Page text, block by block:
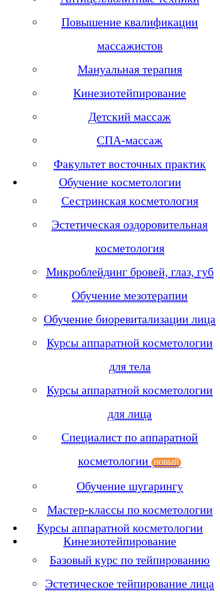
Повышение квалификации
массажистов
Мануальная терапия
Кинезиотейпирование
Детский массаж
СПА-массаж
Факультет восточных практик
Обучение косметологии
Сестринская косметология
Эстетическая оздоровительная
косметология
Микроблейдинг бровей, глаз, губ
Обучение мезотерапии
Обучение биоревитализации лица
Курсы аппаратной косметологии
для тела
Курсы аппаратной косметологии
для лица
Специалист по аппаратной
косметологии
НОВЫЙ
Обучение шугарингу
Мастер-классы по косметологии
Курсы аппаратной косметологии
Кинезиотейпирование
Базовый курс по тейпированию
Эстетическое тейпирование лица